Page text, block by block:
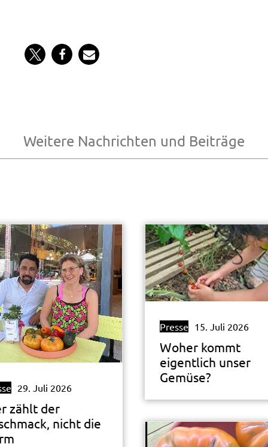
Weitere Nachrichten und Beiträge
29. Juli 2026
zählt der
nicht die
Presse 15. Juli 2026
Woher kommt
eigentlich unser
Gemüse?